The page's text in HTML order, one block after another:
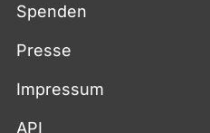
Spenden
Presse
Impressum
API